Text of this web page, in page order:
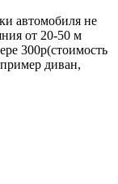
автомобиля не
от 20-50 м
300р(стоимость
диван,